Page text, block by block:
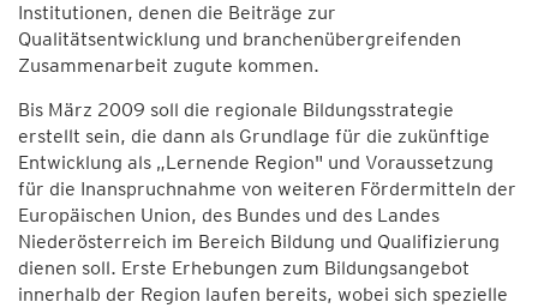
Institutionen, denen die Beiträge zur
Qualitätsentwicklung und branchenübergreifenden
Zusammenarbeit zugute kommen.
Bis März 2009 soll die regionale Bildungsstrategie
erstellt sein, die dann als Grundlage für die zukünftige
Entwicklung als „Lernende Region" und Voraussetzung
für die Inanspruchnahme von weiteren Fördermitteln der
Europäischen Union, des Bundes und des Landes
Niederösterreich im Bereich Bildung und Qualifizierung
dienen soll. Erste Erhebungen zum Bildungsangebot
innerhalb der Region laufen bereits, wobei sich spezielle